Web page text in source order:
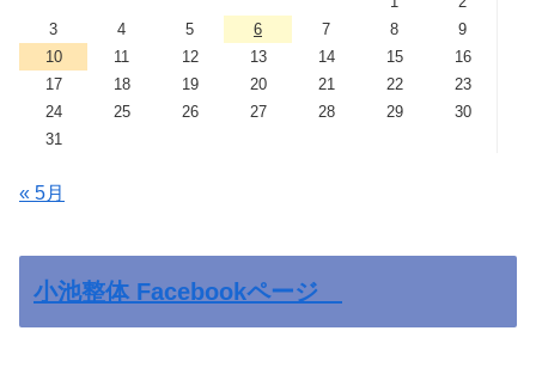
3
4 5 6 7 8
9
10
11 12 13 14 15
16
17
18 19 20 21 22
23
24
25 26 27 28 29
30
31
« 5月
小池整体 Facebookページ